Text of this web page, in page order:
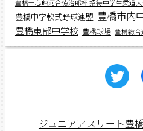
豊橋一心館河合徳治郎杯 招待中学生柔道
豊橋中学軟式野球連盟 豊橋市内
豊橋東部中学校 豊橋球場 豊橋総合
ジュニアアスリート豊